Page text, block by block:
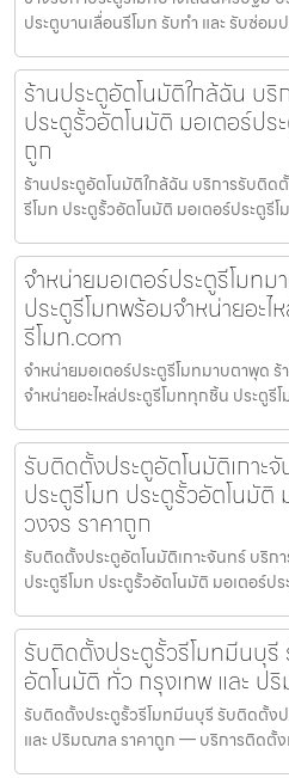
ประตูบานเลื่อนรีโมท รับทำ และ รับซ่อม
ร้านประตูอัตโนมัติใกล้ฉัน บ
ประตูรั้วอัตโนมัติ มอเตอร์ปร
ถูก
ร้านประตูอัตโนมัติใกล้ฉัน บริการรับติด
รีโมท ประตูรั้วอัตโนมัติ มอเตอร์ประตูรี
จำหน่ายมอเตอร์ประตูรีโมทม
ประตูรีโมทพร้อมจำหน่ายอะ
รีโมท.com
จำหน่ายมอเตอร์ประตูรีโมทมาบตาพุด ร้
จำหน่ายอะไหล่ประตูรีโมททุกชิ้น ประตู
รับติดตั้งประตูอัตโนมัติเกาะ
ประตูรีโมท ประตูรั้วอัตโนมัติ
วงจร ราคาถูก
รับติดตั้งประตูอัตโนมัติเกาะจันทร์ บริก
ประตูรีโมท ประตูรั้วอัตโนมัติ มอเตอร์ปร
รับติดตั้งประตูรั้วรีโมทมีนบุรี
อัตโนมัติ ทั่ว กรุงเทพ และ ป
รับติดตั้งประตูรั้วรีโมทมีนบุรี รับติดตั้ง
และ ปริมณฑล ราคาถูก — บริการติดตั้ง